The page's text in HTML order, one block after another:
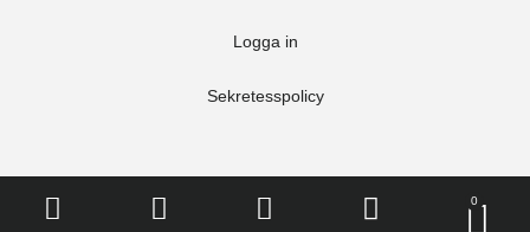
Logga in
Sekretesspolicy
0